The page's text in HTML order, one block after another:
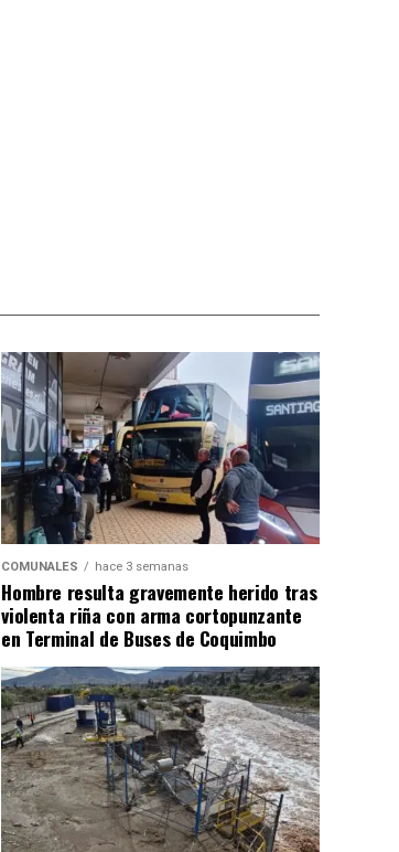
COMUNALES hace 3 semanas
Hombre resulta gravemente herido tras
violenta riña con arma cortopunzante
en Terminal de Buses de Coquimbo